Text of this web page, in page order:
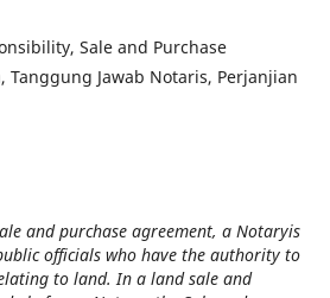
Sale and Purchase
Tanggung Jawab Notaris, Perjanjian
and purchase agreement, a Notaryis
officials who have the authority to
to land. In a land sale and